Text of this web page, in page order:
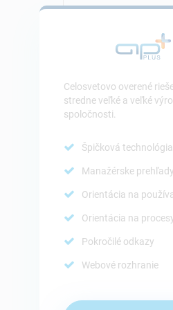
Celosvetovo overené
stredne veľké a veľké
spoločnosti.
Špičková technológia
Manažérske prehľady
Orientácia na
Orientácia na
Pokročilé odkazy
Webové rozhranie